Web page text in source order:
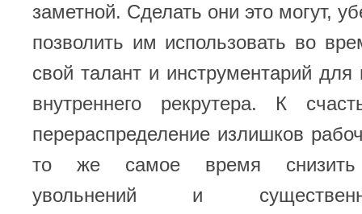
заметной. Сделать они это могут,
позволить им использовать во
свой талант и инструментарий
внутреннего рекрутера. К
перераспределение излишков
то же самое время снизить
увольнений и